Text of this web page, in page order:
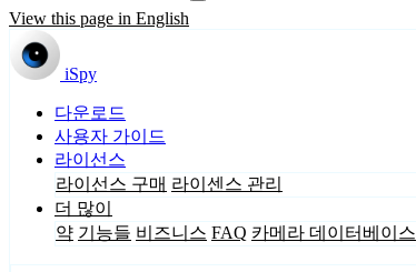
View this page in English
iSpy
다운로드
사용자 가이드
라이선스
라이선스 구매 라이센스 관리
더 많이
약 기능들 비즈니스 FAQ 카메라 데이터베이스